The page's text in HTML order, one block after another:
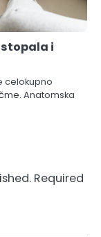
i
celokupno
Anatomska
Required